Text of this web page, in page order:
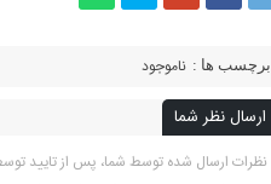
برچسب ها : ناموجود
ارسال نظر شما
نظرات ارسال شده توسط شما، پس از تایید